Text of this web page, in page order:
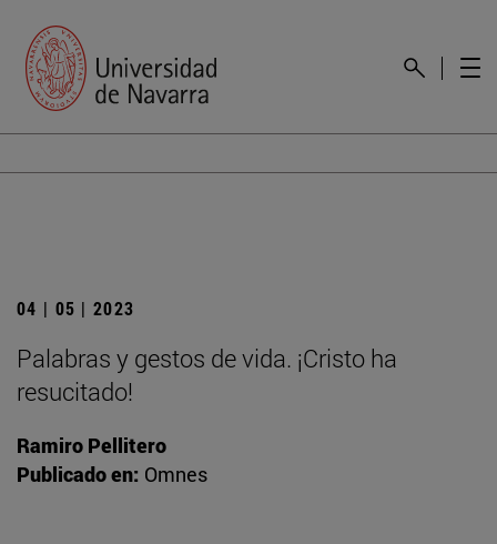
04 | 05 | 2023
Palabras y gestos de vida. ¡Cristo ha
resucitado!
Ramiro Pellitero
Publicado en: Omnes